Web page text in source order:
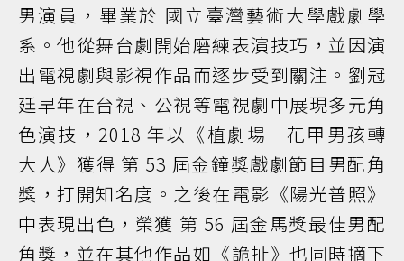
男演員，畢業於 國立臺灣藝術大學戲劇學
系。他從舞台劇開始磨練表演技巧，並因演
出電視劇與影視作品而逐步受到關注。劉冠
廷早年在台視、公視等電視劇中展現多元角
色演技，2018 年以《植劇場－花甲男孩轉
大人》獲得 第 53 屆金鐘獎戲劇節目男配角
獎，打開知名度。之後在電影《陽光普照》
中表現出色，榮獲 第 56 屆金馬獎最佳男配
角獎，並在其他作品如《詭扯》也同時摘下